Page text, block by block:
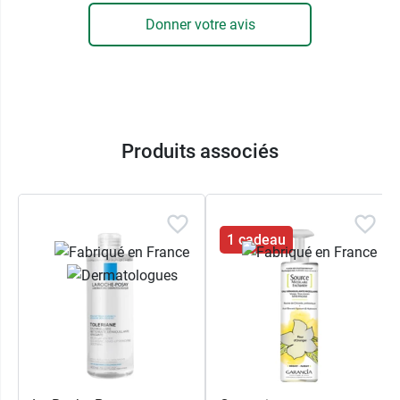
Donner votre avis
Produits associés
1 cadeau